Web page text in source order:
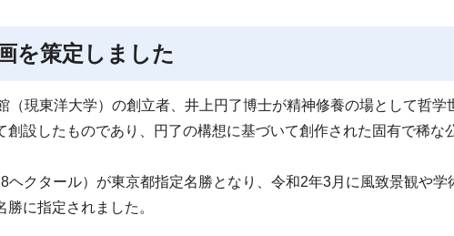
を策定しました
（現東洋大学）の創立者、井上円了博士が精神修養の場として哲学
設したものであり、円了の構想に基づいて創作された固有で稀な
クタール）が東京都指定名勝となり、令和2年3月に風致景観や学
に指定されました。